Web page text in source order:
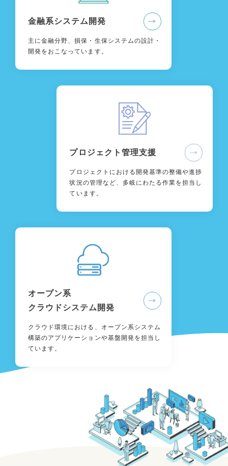
金融系システム開発
主に金融分野、損保・生保システムの設計・
開発をおこなっています。
プロジェクト管理支援
プロジェクトにおける開発基準の整備や進捗
状況の管理など、多岐にわたる作業を担当し
ています。
オープン系
クラウドシステム開発
クラウド環境における、オープン系システム
構築のアプリケーションや基盤開発を担当し
ています。